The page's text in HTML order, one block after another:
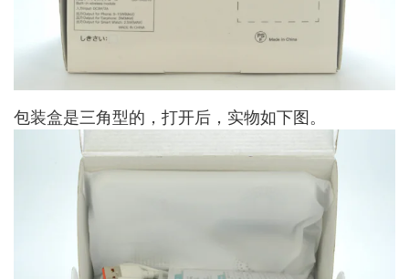
包装盒是三角型的，打开后，实物如下图。